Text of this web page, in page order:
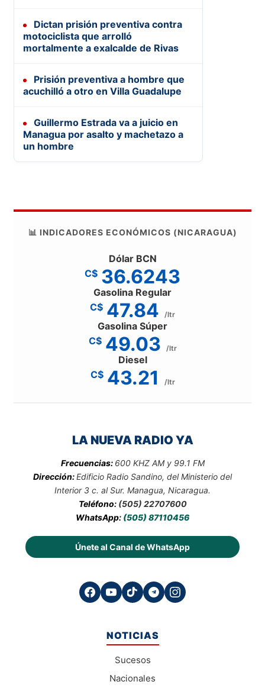
Dictan prisión preventiva contra
motociclista que arrolló
mortalmente a exalcalde de Rivas
Prisión preventiva a hombre que
acuchilló a otro en Villa Guadalupe
Guillermo Estrada va a juicio en
Managua por asalto y machetazo a
un hombre
📊 INDICADORES ECONÓMICOS (NICARAGUA)
Dólar BCN
C$ 36.6243
Gasolina Regular
C$ 47.84 /ltr
Gasolina Súper
C$ 49.03 /ltr
Diesel
C$ 43.21 /ltr
LA NUEVA RADIO YA
Frecuencias: 600 KHZ AM y 99.1 FM
Dirección:Edificio Radio Sandino, del Ministerio del
Interior 3 c. al Sur. Managua, Nicaragua.
Teléfono: (505) 22707600
WhatsApp: (505) 87110456
Únete al Canal de WhatsApp
NOTICIAS
Sucesos
Nacionales